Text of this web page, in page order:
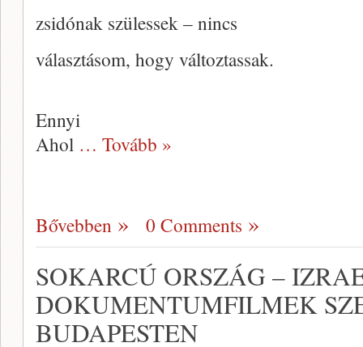
zsidónak szülessek – nincs
választásom, hogy változtassak.
Ennyi
Ahol … Tovább »
Bővebben 0 Comments
SOKARCÚ ORSZÁG –
DOKUMENTUMFILMEK
BUDAPESTEN